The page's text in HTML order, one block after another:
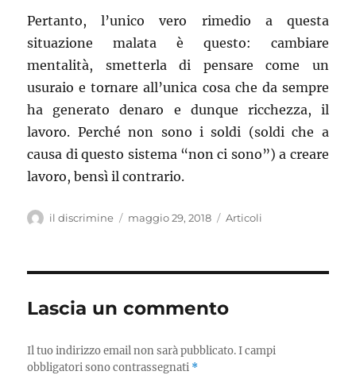
Pertanto, l’unico vero rimedio a questa
situazione malata è questo: cambiare
mentalità, smetterla di pensare come un
usuraio e tornare all’unica cosa che da sempre
ha generato denaro e dunque ricchezza, il
lavoro. Perché non sono i soldi (soldi che a
causa di questo sistema “non ci sono”) a creare
lavoro, bensì il contrario.
Autore
il discrimine
Pubblicato
maggio 29, 2018 Categorie
Articoli
Lascia un commento
Il tuo indirizzo email non sarà pubblicato.I campi
obbligatori sono contrassegnati *